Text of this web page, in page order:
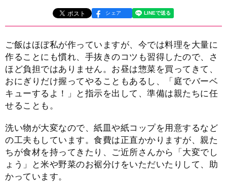
シェア
ご飯はほぼ私が作っていますが、今では料理を大量に
作ることにも慣れ、手抜きのコツも習得したので、さ
ほど負担ではありません。お昼は惣菜を買ってきて、
おにぎりだけ握ってやることもあるし、「庭でバーベ
キューするよ！」と指示を出して、準備は親たちに任
せることも。
洗い物が大変なので、紙皿や紙コップを用意するなど
の工夫もしています。食費は正直かかりますが、親た
ちが食材を持ってきたり、ご近所さんから「大変でし
ょう」と米や野菜のお裾分けをいただいたりして、助
かっています。